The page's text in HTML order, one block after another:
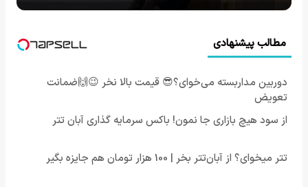
مطالب پیشنهادی
دوربین مداربسته می‌خوای؟😎 قیمت بالا نخر 😉🙌ضمانت
تعویض
از سود هیچ بازاری جا نمون! باکس سرمایه گذاری آبان تتر
تتر میخوای؟ از آبان‌تتر بخر | 100 هزار تومان هم جایزه بگیر